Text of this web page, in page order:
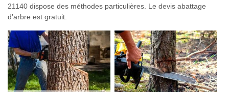
21140 dispose des méthodes particulières. Le devis abattage
d’arbre est gratuit.